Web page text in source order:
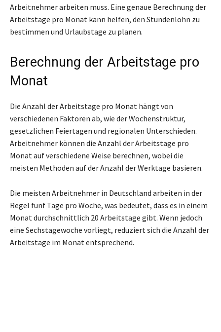
Arbeitnehmer arbeiten muss. Eine genaue Berechnung der
Arbeitstage pro Monat kann helfen, den Stundenlohn zu
bestimmen und Urlaubstage zu planen.
Berechnung der Arbeitstage pro
Monat
Die Anzahl der Arbeitstage pro Monat hängt von
verschiedenen Faktoren ab, wie der Wochenstruktur,
gesetzlichen Feiertagen und regionalen Unterschieden.
Arbeitnehmer können die Anzahl der Arbeitstage pro
Monat auf verschiedene Weise berechnen, wobei die
meisten Methoden auf der Anzahl der Werktage basieren.
Die meisten Arbeitnehmer in Deutschland arbeiten in der
Regel fünf Tage pro Woche, was bedeutet, dass es in einem
Monat durchschnittlich 20 Arbeitstage gibt. Wenn jedoch
eine Sechstagewoche vorliegt, reduziert sich die Anzahl der
Arbeitstage im Monat entsprechend.